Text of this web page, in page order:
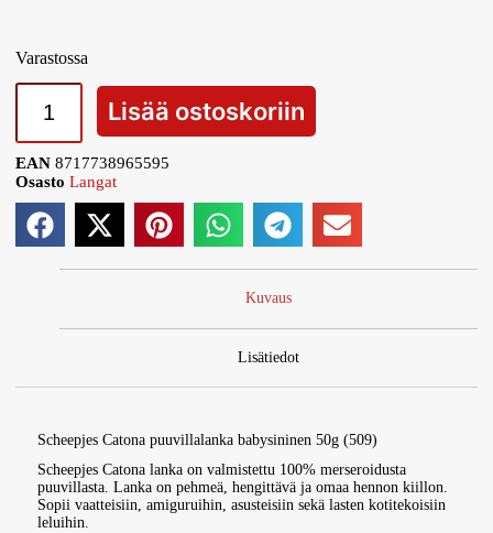
Varastossa
Lisää ostoskoriin
EAN8717738965595
Osasto Langat
Kuvaus
Lisätiedot
Scheepjes Catona puuvillalanka babysininen 50g (509)
Scheepjes Catona lanka on valmistettu 100% merseroidusta
puuvillasta. Lanka on pehmeä, hengittävä ja omaa hennon kiillon.
Sopii vaatteisiin, amiguruihin, asusteisiin sekä lasten kotitekoisiin
leluihin.